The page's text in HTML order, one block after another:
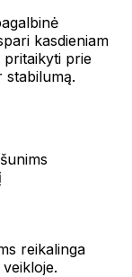
kasdieniam
pritaikyti prie
reikalinga